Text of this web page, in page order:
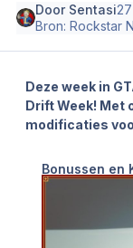
Door Sentasi
Bron:Rockstar
Deze week in
Drift Week! Met
modificaties
Bonussen en